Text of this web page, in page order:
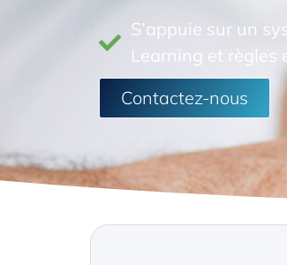
S’appuie sur un
Learning et règles
Contactez-nous